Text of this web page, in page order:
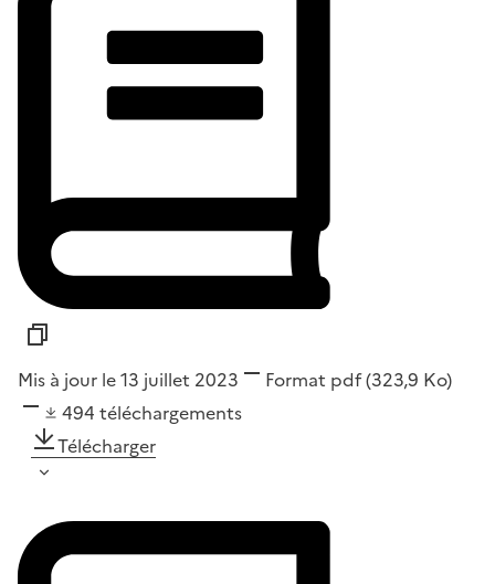
Mis à jour le 13 juillet 2023 Format pdf(323,9 Ko)
494 téléchargements
Télécharger